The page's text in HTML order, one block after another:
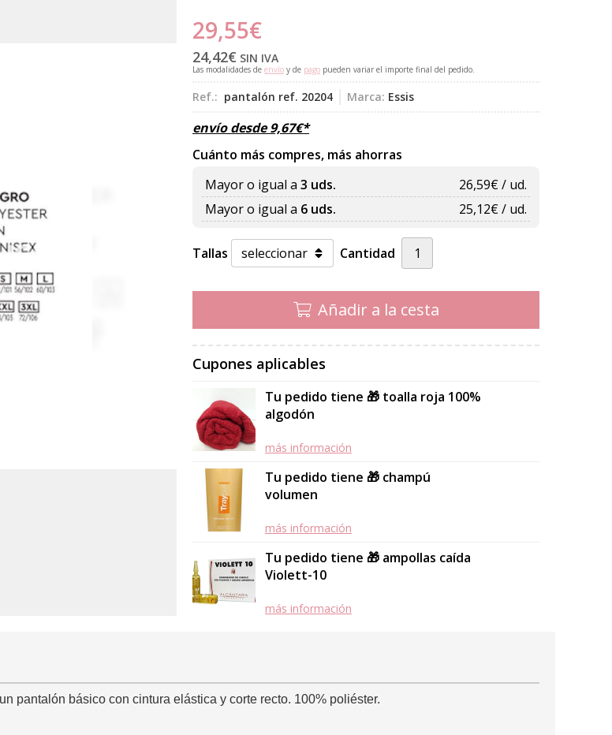
29,55€
24,42€ SIN IVA
Las modalidades de envío y de pago pueden variar el importe final del pedido.
Ref.: pantalón ref. 20204 Marca: Essis
envío desde9,67€*
Cuánto más compres, más ahorras
Mayor o igual a 3 uds. 26,59€ / ud.
Mayor o igual a 6 uds. 25,12€ / ud.
Tallas Cantidad
Añadir a la cesta
Cupones aplicables
Tu pedido tiene 🎁 toalla roja 100%
algodón
más información
Tu pedido tiene 🎁 champú
volumen
más información
Tu pedido tiene 🎁 ampollas caída
Violett-10
más información
pantalón básico con cintura elástica y corte recto. 100% poliéster.